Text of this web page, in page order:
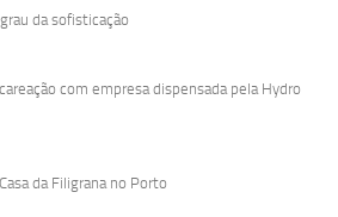
da sofisticação
com empresa dispensada pela Hydro
da Filigrana no Porto